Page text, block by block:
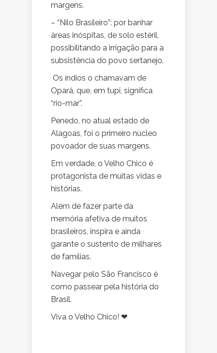
margens.
– “Nilo Brasileiro”: por banhar
áreas inóspitas, de solo estéril,
possibilitando a irrigação para a
subsistência do povo sertanejo.
Os índios o chamavam de
Opará, que, em tupi, significa
“rio-mar”.
Penedo, no atual estado de
Alagoas, foi o primeiro núcleo
povoador de suas margens.
Em verdade, o Velho Chico é
protagonista de muitas vidas e
histórias.
Além de fazer parte da
memória afetiva de muitos
brasileiros, inspira e ainda
garante o sustento de milhares
de famílias.
Navegar pelo São Francisco é
como passear pela história do
Brasil.
Viva o Velho Chico! ❤